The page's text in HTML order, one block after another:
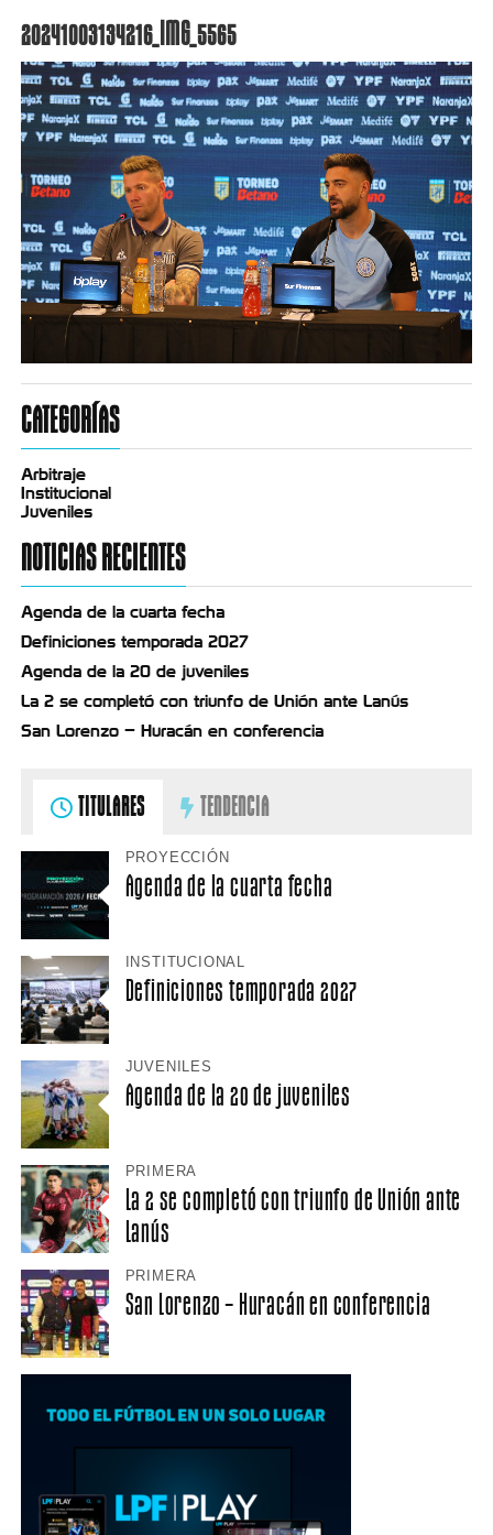
20241003134216_IMG_5565
CATEGORÍAS
Arbitraje
Institucional
Juveniles
NOTICIAS RECIENTES
Agenda de la cuarta fecha
Definiciones temporada 2027
Agenda de la 20 de juveniles
La 2 se completó con triunfo de Unión ante Lanús
San Lorenzo – Huracán en conferencia
TITULARES TENDENCIA
PROYECCIÓN
Agenda de la cuarta fecha
INSTITUCIONAL
Definiciones temporada 2027
JUVENILES
Agenda de la 20 de juveniles
PRIMERA
La 2 se completó con triunfo de Unión ante
Lanús
PRIMERA
San Lorenzo – Huracán en conferencia